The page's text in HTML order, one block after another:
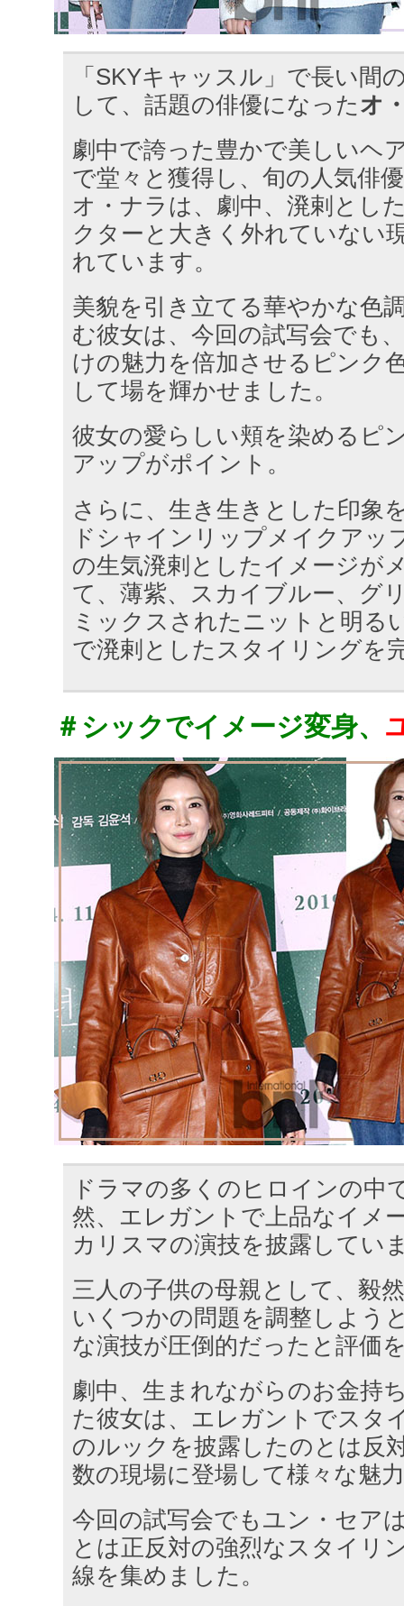
「SKYキャッスル」で長い間
して、話題の俳優になったオ
劇中で誇った豊かで美しいヘ
で堂々と獲得し、旬の人気俳
オ・ナラは、劇中、溌剌とし
クターと大きく外れていない
れています。
美貌を引き立てる華やかな色
む彼女は、今回の試写会でも
けの魅力を倍加させるピンク
して場を輝かせました。
彼女の愛らしい頬を染めるピ
アップがポイント。
さらに、生き生きとした印象
ドシャインリップメイクアッ
の生気溌剌としたイメージが
て、薄紫、スカイブルー、グ
ミックスされたニットと明る
で溌剌としたスタイリングを
＃シックでイメージ変身、
ドラマの多くのヒロインの中
然、エレガントで上品なイメ
カリスマの演技を披露してい
三人の子供の母親として、毅
いくつかの問題を調整しよう
な演技が圧倒的だったと評価
劇中、生まれながらのお金持
た彼女は、エレガントでスタ
のルックを披露したのとは反
数の現場に登場して様々な魅
今回の試写会でもユン・セア
とは正反対の強烈なスタイリ
線を集めました。